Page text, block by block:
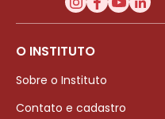
O INSTITUTO
Sobre o Instituto
Contato e cadastro